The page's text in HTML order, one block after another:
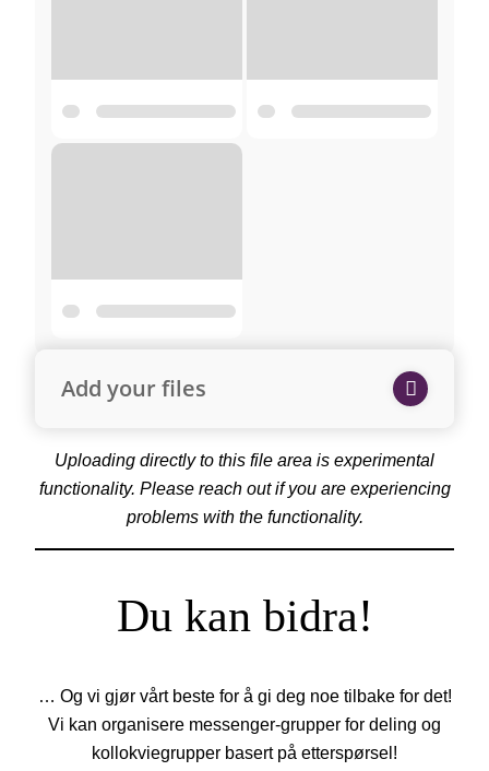
Add your files
Uploading directly to this file area is experimental
functionality. Please reach out if you are experiencing
problems with the functionality.
Du kan bidra!
… Og vi gjør vårt beste for å gi deg noe tilbake for det!
Vi kan organisere messenger-grupper for deling og
kollokviegrupper basert på etterspørsel!